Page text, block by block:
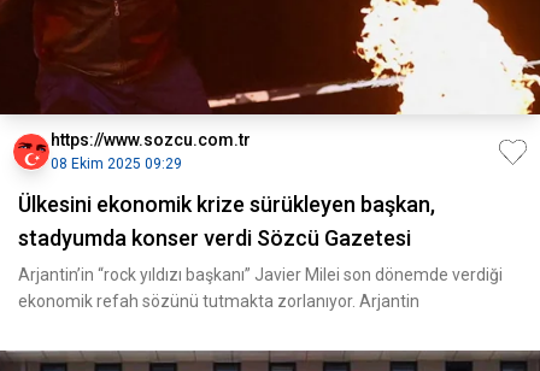
https://www.sozcu.com.tr
08 Ekim 2025 09:29
Ülkesini ekonomik krize sürükleyen başkan,
stadyumda konser verdi Sözcü Gazetesi
Arjantin’in “rock yıldızı başkanı” Javier Milei son dönemde verdiği
ekonomik refah sözünü tutmakta zorlanıyor. Arjantin